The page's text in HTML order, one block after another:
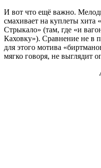
И вот что ещё важно.
смахивает на куплеты хита
Стрыкало» (там, где «и
Каховку»). Сравнение не в
для этого мотива
мягко говоря, не выглядит